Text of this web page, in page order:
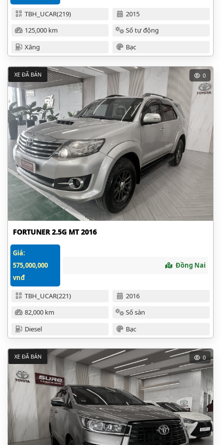
TBH_UCAR(219)
2015
125,000 km
Số tự động
Xăng
Bạc
FORTUNER 2.5G MT 2016
Giá:
575,000,000
vnđ
Đồng Nai
TBH_UCAR(221)
2016
82,000 km
Số sàn
Diesel
Bạc
XE ĐÃ BÁN 0
XE ĐÃ BÁN 0